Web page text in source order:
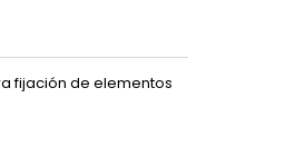
fijación de elementos